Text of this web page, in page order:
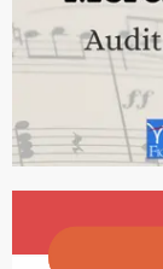
Opening